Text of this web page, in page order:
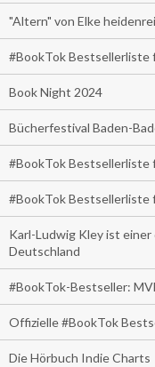
"Altern" von Elke
#BookTok Bestsellerliste
Book Night 2024
Bücherfestival Baden-
#BookTok Bestsellerliste
#BookTok Bestsellerliste
Karl-Ludwig Kley ist
Deutschland
#BookTok-Bestseller:
Offizielle #BookTok
Die Hörbuch Indie Charts